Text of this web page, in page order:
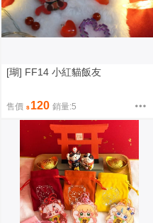
[瑚] FF14 小紅貓飯友
售價 120 銷量:5